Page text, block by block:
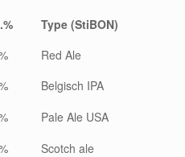
Type (StiBON)
Red Ale
Belgisch IPA
Pale Ale USA
Scotch ale